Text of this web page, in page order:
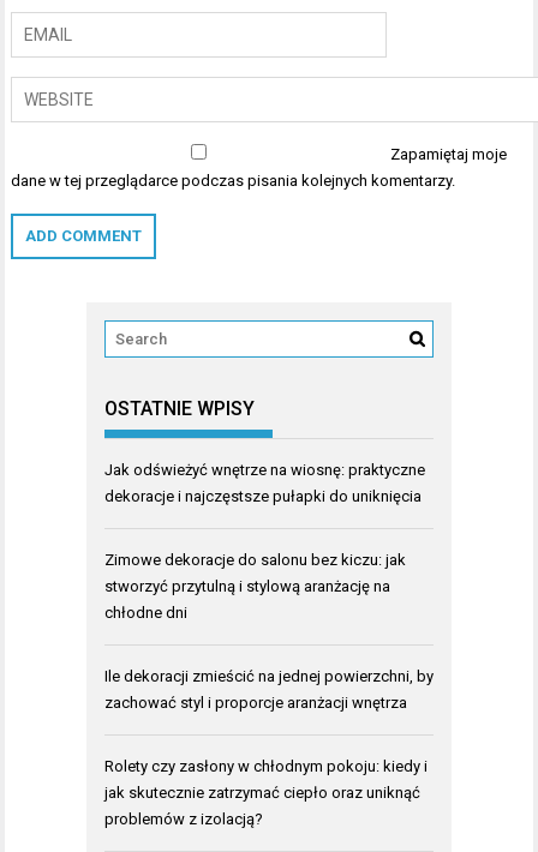
Zapamiętaj moje
dane w tej przeglądarce podczas pisania kolejnych komentarzy.
OSTATNIE WPISY
Jak odświeżyć wnętrze na wiosnę: praktyczne
dekoracje i najczęstsze pułapki do uniknięcia
Zimowe dekoracje do salonu bez kiczu: jak
stworzyć przytulną i stylową aranżację na
chłodne dni
Ile dekoracji zmieścić na jednej powierzchni, by
zachować styl i proporcje aranżacji wnętrza
Rolety czy zasłony w chłodnym pokoju: kiedy i
jak skutecznie zatrzymać ciepło oraz uniknąć
problemów z izolacją?